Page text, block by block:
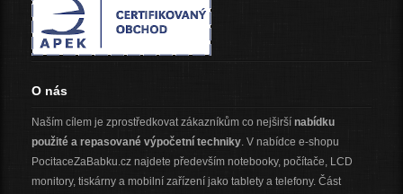
O nás
Naším cílem je zprostředkovat zákazníkům co nejširší nabídku
použité a repasované výpočetní techniky. V nabídce e-shopu
PocitaceZaBabku.cz najdete především notebooky, počítače, LCD
monitory, tiskárny a mobilní zařízení jako tablety a telefony. Část